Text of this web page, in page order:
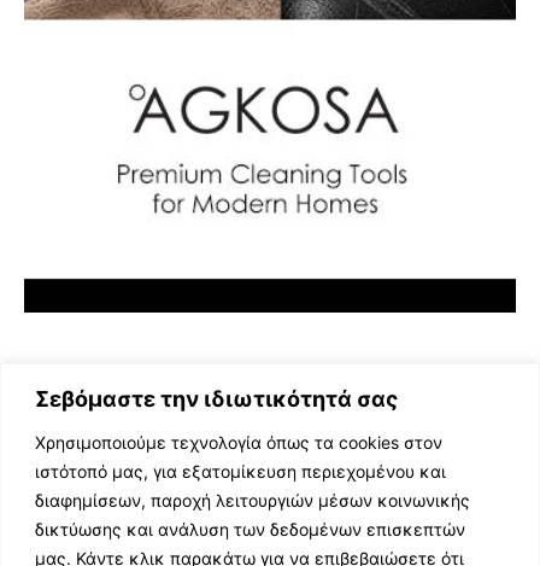
Σεβόμαστε την ιδιωτικότητά σας
Χρησιμοποιούμε τεχνολογία όπως τα cookies στον
ιστότοπό μας, για εξατομίκευση περιεχομένου και
διαφημίσεων, παροχή λειτουργιών μέσων κοινωνικής
δικτύωσης και ανάλυση των δεδομένων επισκεπτών
μας. Κάντε κλικ παρακάτω για να επιβεβαιώσετε ότι
ΕΛΛΗΝΙΚΗ ΜΟΥΣΙΚΗ
TV SHOWS